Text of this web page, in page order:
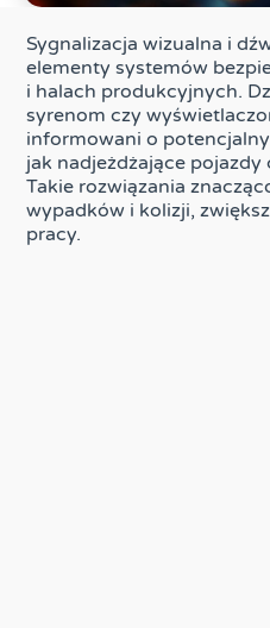
Sygnalizacja wizualna i
elementy systemów
i halach produkcyjnych.
syrenom czy
informowani o
jak nadjeżdżające
Takie rozwiązania
wypadków i kolizji,
pracy.